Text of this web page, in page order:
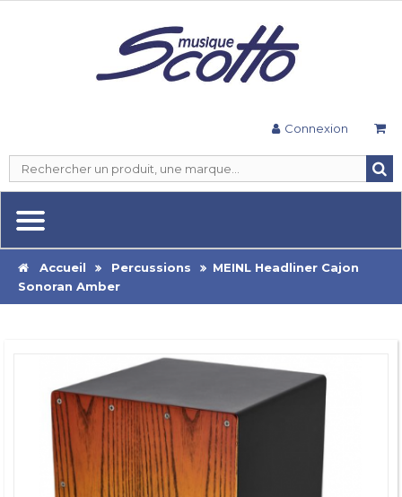
Connexion
Accueil Percussions
MEINL Headliner Cajon
Sonoran Amber